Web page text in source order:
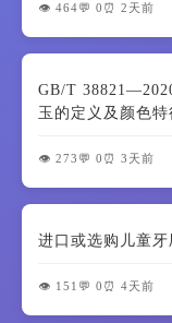
👁️ 464💬 0 ⏰ 2天前
GB/T
玉的定义及颜色特
👁️ 273 💬 0 ⏰ 3天前
进口或选购儿童牙
👁️ 151 💬 0 ⏰ 4天前